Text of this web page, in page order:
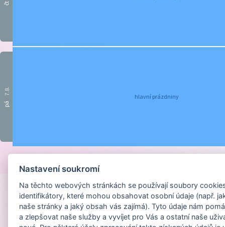
čt
pá
7.8.
hlavní prázdniny
Nastavení soukromí
Na těchto webových stránkách se používají soubory
identifikátory, které mohou obsahovat osobní údaje (např.
naše stránky a jaký obsah vás zajímá). Tyto údaje nám
a zlepšovat naše služby a vyvíjet pro Vás a ostatní naše